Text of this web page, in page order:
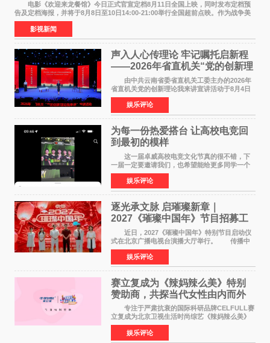
电影《欢迎来龙餐馆》今日正式官宣定档8月11日全国上映，同时发布定档预
告及定档海报，并将于8月8日至10日14:00-21:00举行全国超前点映。作为战争美
食大片，影片讲述的是中国厨师徐福（沈腾
影视新闻
声入人心传理论 牢记嘱托启新程
——2026年省直机关“党的创新理
论我来讲”宣讲活动圆满落幕
由中共云南省委省直机关工委主办的2026年
省直机关党的创新理论我来讲宣讲活动于8月4日
至5日在昆明举办。活动以 "牢记嘱托 感恩奋进
开创云南发展新局面 "为主题，坚持以新时代中国
特色社会主义
娱乐评论
为每一份热爱搭台 让高校电竞回
到最初的模样
这一届卓威高校电竞文化节真的很不错，下
一届一定要邀请我们，也希望能给更多同学一个
来到现场的机会。 2026卓威高校电竞文化节
已经落下帷幕，在活动结束后，仍有不少高校电
竞社负责人和现
娱乐评论
逐光承文脉 启璀璨新章｜
2027《璀璨中国年》节目招募工
作圆满启动
近日，2027《璀璨中国年》特别节目启动仪
式在北京广播电视台演播大厅举行。 传播中
华优秀传统文化，弘扬纯正国风艺术，打造高规
格、高质感、正能量的文艺盛典，是璀璨中国年
矢志不渝的初心
娱乐评论
赛立复成为《辣妈辣么美》特别
赞助商，共探当代女性由内而外
活力美
专注于严肃抗衰的国际科研品牌CELFULL赛
立复成为北京卫视生活时尚综艺《辣妈辣么美》
的特别赞助商,明星辣妈袁咏仪倾情参与，向广大
都市女性传递健康生活新主张，寄语当代女性在
娱乐评论